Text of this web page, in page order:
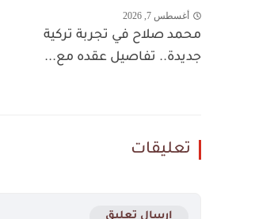
أغسطس 7, 2026
محمد صلاح في تجربة تركية
جديدة.. تفاصيل عقده مع...
تعليقات
إرسال تعليق